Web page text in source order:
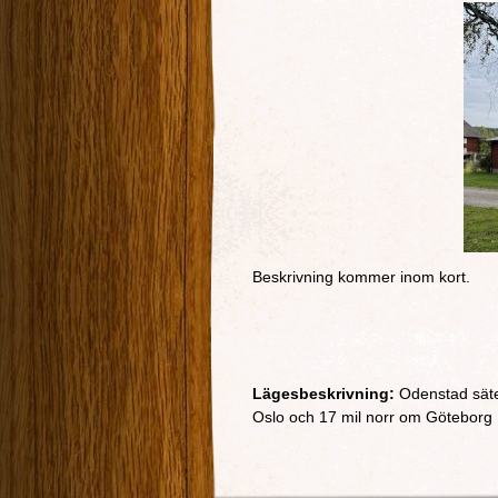
Beskrivning kommer inom kort.
Lägesbeskrivning: Odenstad
Oslo och 17 mil norr om Göteborg